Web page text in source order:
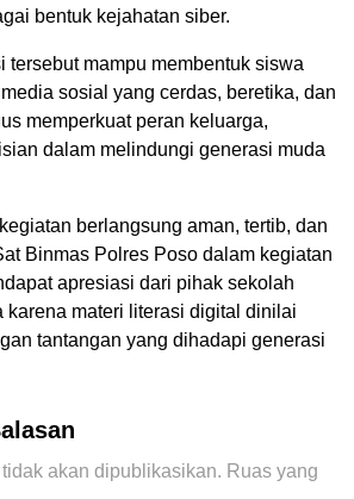
bentuk kejahatan siber.
tersebut mampu membentuk siswa
sosial yang cerdas, beretika, dan
memperkuat peran keluarga,
dalam melindungi generasi muda
berlangsung aman, tertib, dan
Binmas Polres Poso dalam kegiatan
apresiasi dari pihak sekolah
karena materi literasi digital dinilai
tantangan yang dihadapi generasi
akan dipublikasikan. Ruas yang